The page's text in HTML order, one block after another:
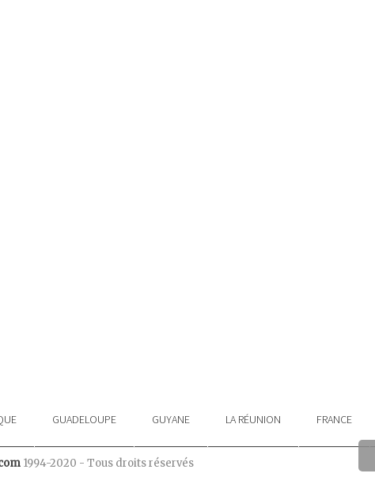
GUADELOUPE GUYANE LA RÉUNION FRANCE
1994-2020 - Tous droits réservés